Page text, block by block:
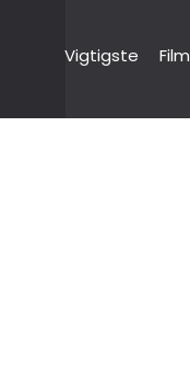
Vigtigste Film